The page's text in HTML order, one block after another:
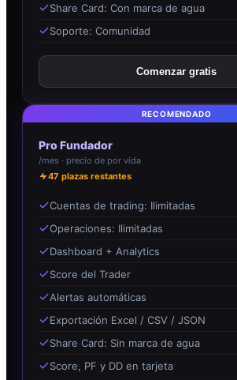
Share Card: Con marca de agua
Soporte: Comunidad
Comenzar gratis
RECOMENDADO
Pro Fundador
/mes · precio de por vida
47 plazas restantes
Cuentas de trading: Ilimitadas
Operaciones: Ilimitadas
Dashboard + Analytics
Score del Trader
Alertas automáticas
Exportación Excel / CSV / JSON
Share Card: Sin marca de agua
Score, PF y DD en tarjeta